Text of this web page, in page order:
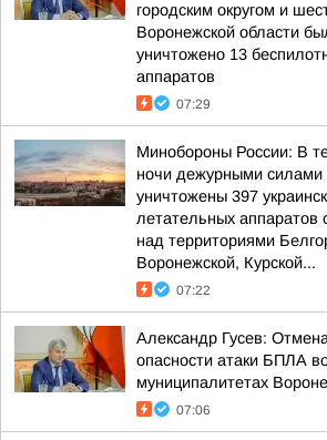
городским округом и
Воронежской области
уничтожено 13
аппаратов
07:29
Минобороны России: В
ночи дежурными
уничтожены 397
летательных аппаратов
над территориями
Воронежской, Курской...
07:22
Александр Гусев:
опасности атаки БПЛА
муниципалитетах
07:06